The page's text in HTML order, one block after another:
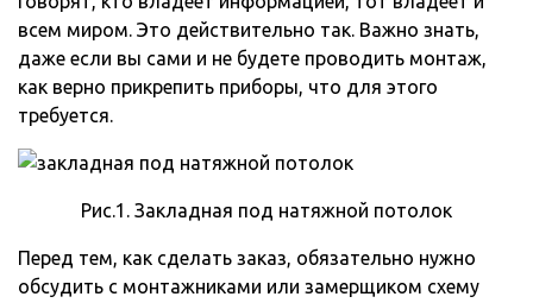
всем миром. Это действительно так. Важно знать,
даже если вы сами и не будете проводить монтаж,
как верно прикрепить приборы, что для этого
требуется.
Рис.1. Закладная под натяжной потолок
Перед тем, как сделать заказ, обязательно нужно
обсудить с монтажниками или замерщиком схему